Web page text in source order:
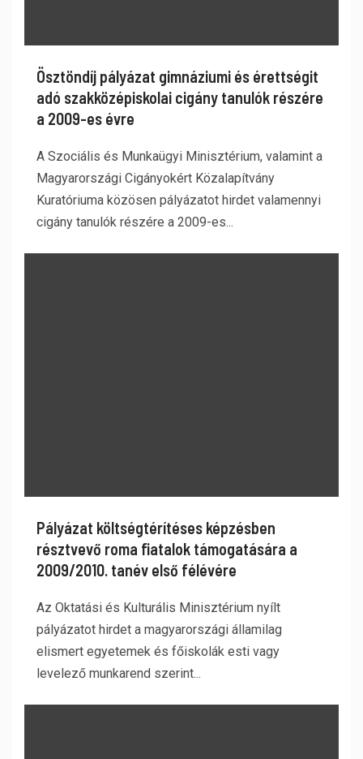
Ösztöndíj pályázat gimnáziumi és érettségit
adó szakközépiskolai cigány tanulók részére
a 2009-es évre
A Szociális és Munkaügyi Minisztérium, valamint a
Magyarországi Cigányokért Közalapítvány
Kuratóriuma közösen pályázatot hirdet valamennyi
cigány tanulók részére a 2009-es...
Pályázat költségtérítéses képzésben
résztvevő roma fiatalok támogatására a
2009/2010. tanév első félévére
Az Oktatási és Kulturális Minisztérium nyílt
pályázatot hirdet a magyarországi államilag
elismert egyetemek és főiskolák esti vagy
levelező munkarend szerint...